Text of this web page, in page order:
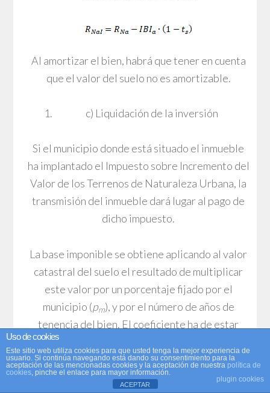
Al amortizar el bien, habrá que tener en cuenta
que el valor del suelo no es amortizable.
c) Liquidación de la inversión
Si el municipio donde está situado el inmueble
ha implantado el Impuesto sobre Incremento del
Valor de los Terrenos de Naturaleza Urbana, la
transmisión del inmueble dará lugar al pago de
dicho impuesto.
La base imponible se obtiene aplicando al valor
catastral del suelo el resultado de multiplicar
este valor por un porcentaje fijado por el
municipio (pm), y por el número de años de
tenencia del bien. El coeficiente ha de estar
comprendido, según la normativa vigente, entre
el 3 y el 3,7%, y el número de años a computar no
podrá ser superior a 20. Suponiendo que el valor
Uso de cookies
Este sitio web utiliza cookies para que usted tenga la mejor experiencia de
usuario. Si continúa navegando está dando su consentimiento para la
aceptación de las mencionadas cookies y la aceptación de nuestra política de
cookies, pinche el enlace para mayor información.
plugin cookies
ACEPTAR